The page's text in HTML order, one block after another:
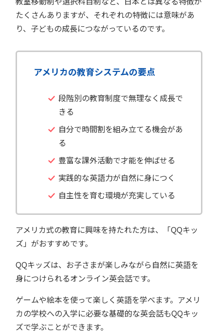
たくさんありますが、それぞれの特徴には意味があ
り、子どもの成長につながっているのです。
アメリカの教育システムの要点
段階別の教育制度で無理なく成長で
きる
自分で時間割を組み立てる機会があ
る
豊富な課外活動で才能を伸ばせる
実践的な英語力が自然に身につく
自主性を育む環境が充実している
アメリカ式の教育に興味を持たれた方は、「QQキッ
ズ」がおすすめです。
QQキッズは、お子さまが楽しみながら自然に英語を
身につけられるオンライン英会話です。
ゲームや絵本を使って楽しく英語を学べます。アメリ
カの学校への入学に必要な基礎的な英会話もQQキッ
ズで学ぶことができます。